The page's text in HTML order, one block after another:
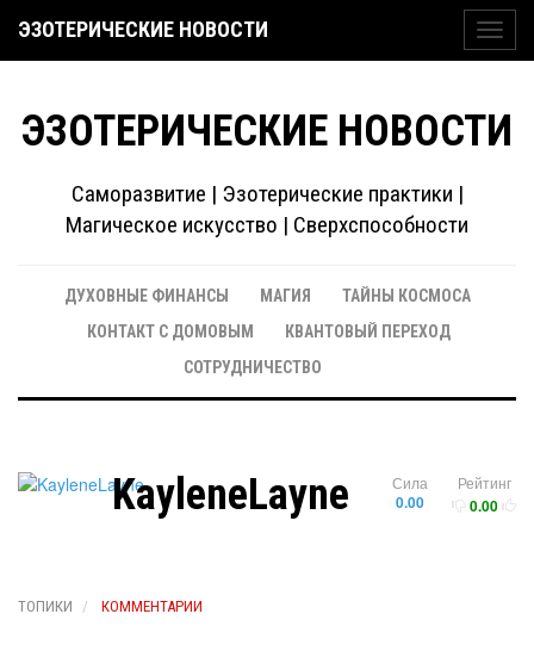
ЭЗОТЕРИЧЕСКИЕ НОВОСТИ
ЭЗОТЕРИЧЕСКИЕ НОВОСТИ
Саморазвитие | Эзотерические практики |
Магическое искусство | Сверхспособности
ДУХОВНЫЕ ФИНАНСЫ МАГИЯ
ТАЙНЫ КОСМОСА
КОНТАКТ С ДОМОВЫМ
КВАНТОВЫЙ ПЕРЕХОД
СОТРУДНИЧЕСТВО
Рейтинг
0.00
Сила
0.00
KayleneLayne
ТОПИКИ КОММЕНТАРИИ